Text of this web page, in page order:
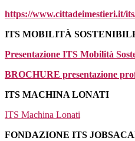
https://www.cittadeimestieri.it/
ITS MOBILITÀ
Presentazione ITS Mobilità
BROCHURE presentazione
ITS MACHINA LONATI
ITS Machina Lonati
FONDAZIONE ITS